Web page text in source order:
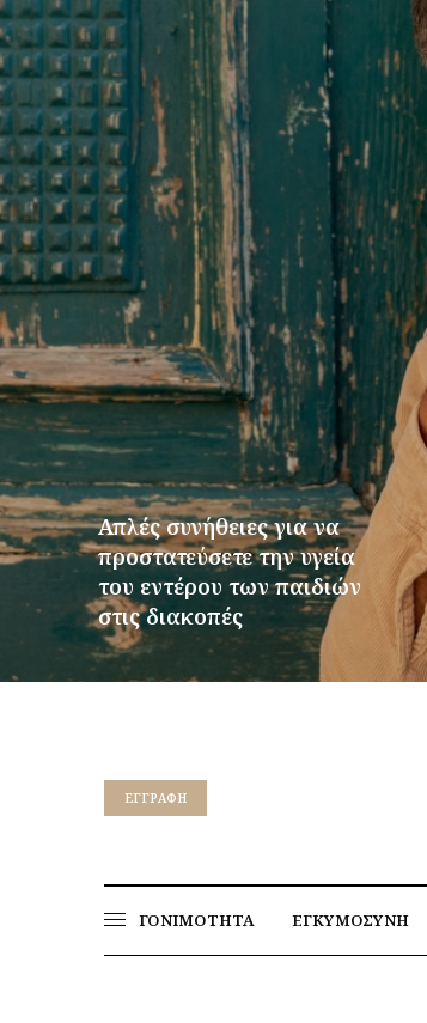
Απλές συνήθειες για να
προστατεύσετε την υγεία
του εντέρου των παιδιών
στις διακοπές
ΠΕΡΙΣΣΌΤΕΡΑ
EΓΓΡΑΦΉ
ΓΟΝΙΜΟΤΗΤΑ ΕΓΚΥΜΟΣΥΝΗ